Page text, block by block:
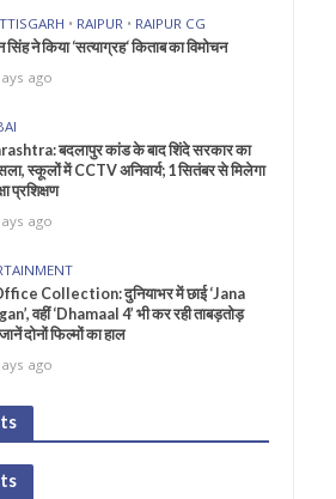
• RAIPUR • RAIPUR CG
सिंह ने किया ‘सत्याग्रह‘ किताब का विमोचन
ago
बदलापुर कांड के बाद शिंदे सरकार का
स्कूलों में CCTV अनिवार्य; 1 सितंबर से मिलेगा
प्रशिक्षण
ago
Collection: दुनियाभर में छाई ‘Jana
वहीं ‘Dhamaal 4’ भी कर रही ताबड़तोड़
दोनों फिल्मों का हाल
ago